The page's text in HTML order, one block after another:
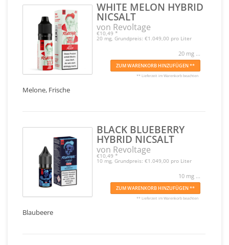
WHITE MELON HYBRID
NICSALT
von Revoltage
€10,49 *
20 mg, Grundpreis: €1.049,00 pro Liter
20 mg ...
ZUM WARENKORB HINZUFÜGEN **
** Lieferzeit im Warenkorb beachten
Melone, Frische
BLACK BLUEBERRY
HYBRID NICSALT
von Revoltage
€10,49 *
10 mg, Grundpreis: €1.049,00 pro Liter
10 mg ...
ZUM WARENKORB HINZUFÜGEN **
** Lieferzeit im Warenkorb beachten
Blaubeere